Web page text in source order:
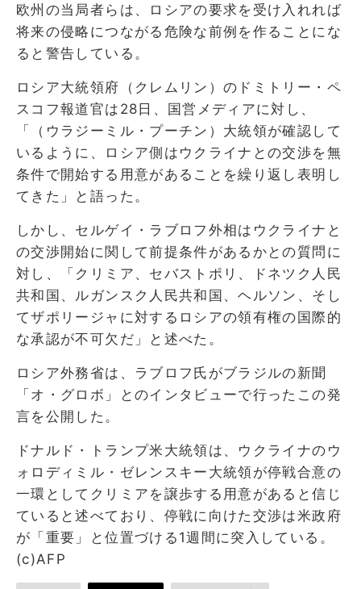
欧州の当局者らは、ロシアの要求を受け入れれば
将来の侵略につながる危険な前例を作ることにな
ると警告している。
ロシア大統領府（クレムリン）のドミトリー・ペ
スコフ報道官は28日、国営メディアに対し、
「（ウラジーミル・プーチン）大統領が確認して
いるように、ロシア側はウクライナとの交渉を無
条件で開始する用意があることを繰り返し表明し
てきた」と語った。
しかし、セルゲイ・ラブロフ外相はウクライナと
の交渉開始に関して前提条件があるかとの質問に
対し、「クリミア、セバストポリ、ドネツク人民
共和国、ルガンスク人民共和国、ヘルソン、そし
てザポリージャに対するロシアの領有権の国際的
な承認が不可欠だ」と述べた。
ロシア外務省は、ラブロフ氏がブラジルの新聞
「オ・グロボ」とのインタビューで行ったこの発
言を公開した。
ドナルド・トランプ米大統領は、ウクライナのウ
ォロディミル・ゼレンスキー大統領が停戦合意の
一環としてクリミアを譲歩する用意があると信じ
ていると述べており、停戦に向けた交渉は米政府
が「重要」と位置づける1週間に突入している。
(c)AFP